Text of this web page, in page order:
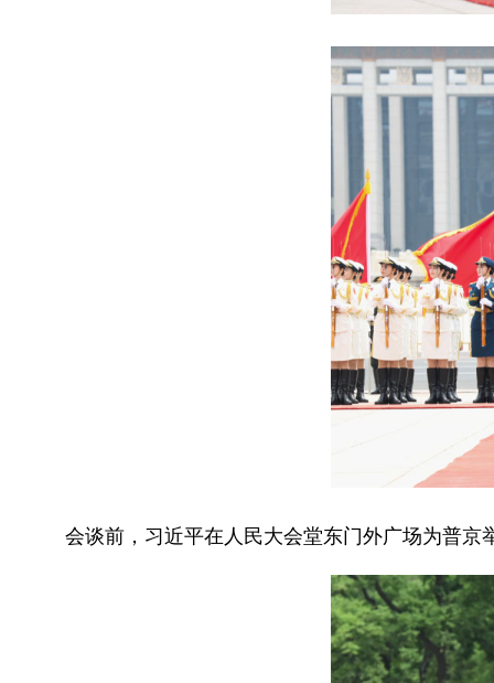
会谈前，习近平在人民大会堂东门外广场为普京